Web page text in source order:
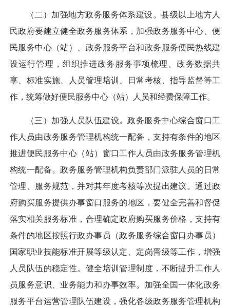
（二）加强地方政务服务体系建设。县级以上地方人
民政府要建立健全政务服务体系，加强政务服务中心、便
民服务中心（站）、政务服务平台和政务服务便民热线建
设运行管理，组织推进政务服务事项梳理、政务数据共
享、标准实施、人员管理培训、日常考核、指导监督等工
作，统筹做好便民服务中心（站）人员和经费保障工作。
（三）加强人员队伍建设。政务服务中心综合窗口工
作人员由政务服务管理机构统一配备，支持有条件的地区
推进便民服务中心（站）窗口工作人员由政务服务管理机
构统一配备。政务服务管理机构负责部门派驻人员的日常
管理、服务规范，并对其年度考核等次提出建议。通过政
府购买服务提供办事窗口服务的地区，要健全完善和督促
落实相关服务标准，合理确定政府购买服务价格，支持有
条件的地区按照行政办事员（政务服务综合窗口办事员）
国家职业技能标准开展等级认定、定岗晋级等工作，增强
人员队伍的稳定性。健全培训管理制度，不断提升工作人
员服务意识、业务能力和办事效率。加强全国一体化政务
服务平台运营管理队伍建设，强化各级政务服务管理机构